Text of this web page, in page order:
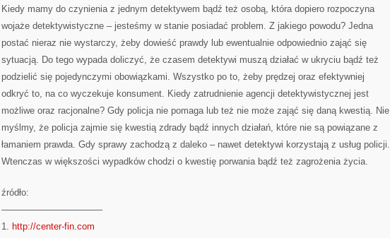
Kiedy mamy do czynienia z jednym detektywem bądź też osobą, która dopiero rozpoczyna
wojaże detektywistyczne – jesteśmy w stanie posiadać problem. Z jakiego powodu? Jedna
postać nieraz nie wystarczy, żeby dowieść prawdy lub ewentualnie odpowiednio zająć się
sytuacją. Do tego wypada doliczyć, że czasem detektywi muszą działać w ukryciu bądź też
podzielić się pojedynczymi obowiązkami. Wszystko po to, żeby prędzej oraz efektywniej
odkryć to, na co wyczekuje konsument. Kiedy zatrudnienie agencji detektywistycznej jest
możliwe oraz racjonalne? Gdy policja nie pomaga lub też nie może zająć się daną kwestią. Nie
myślmy, że policja zajmie się kwestią zdrady bądź innych działań, które nie są powiązane z
łamaniem prawda. Gdy sprawy zachodzą z daleko – nawet detektywi korzystają z usług policji.
Wtenczas w większości wypadków chodzi o kwestię porwania bądź też zagrożenia życia.
źródło:
———————————
1. http://center-fin.com